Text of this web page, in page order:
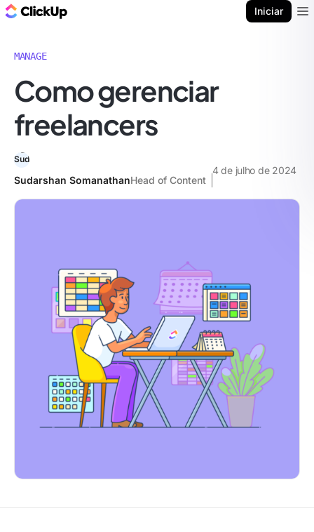
Iniciar
MANAGE
Como gerenciar
freelancers
Sudarshan SomanathanHead of Content
4 de julho de 2024